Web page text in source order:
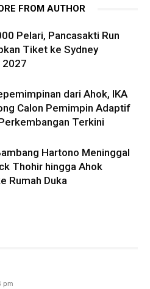
FROM AUTHOR
Pelari, Pancasakti Run
Tiket ke Sydney
2027
dari Ahok, IKA
Calon Pemimpin Adaptif
Terkini
Hartono Meninggal
Thohir hingga Ahok
Rumah Duka
pm